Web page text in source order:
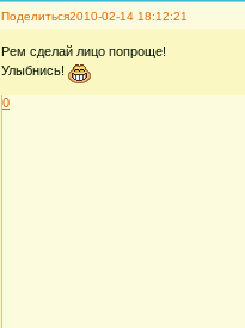
Поделиться2010-02-14 18:12:21
Рем сделай лицо попроще!
Улыбнись!
0